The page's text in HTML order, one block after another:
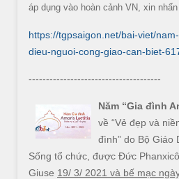
áp dụng vào hoàn cảnh VN, xin
https://tgpsaigon.net/bai-viet/
dieu-nguoi-cong-giao-can-biet-
--------------------------------------
Năm “Gia đình
về “Vẻ đẹp và
đình” do Bộ Giáo
Sống tổ chức, được Đức
Giuse 19/ 3/ 2021 và bế mạc